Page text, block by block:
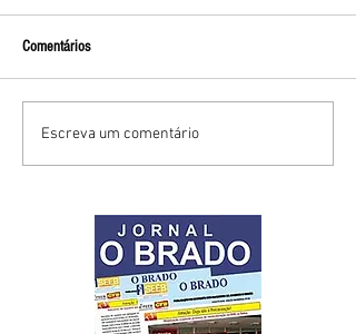
Comentários
Escreva um comentário